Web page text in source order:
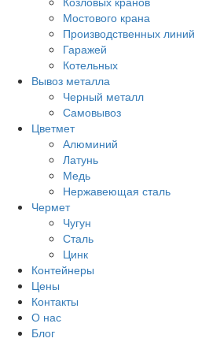
Мостового крана
Производственных линий
Гаражей
Котельных
Вывоз металла
Черный металл
Самовывоз
Цветмет
Алюминий
Латунь
Медь
Нержавеющая сталь
Чермет
Чугун
Сталь
Цинк
Контейнеры
Цены
Контакты
О нас
Блог